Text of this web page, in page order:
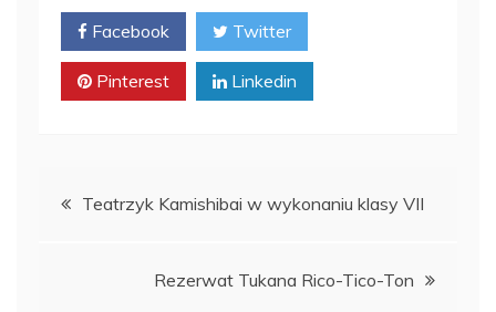
Facebook Twitter
Pinterest Linkedin
Nawigacja
Teatrzyk Kamishibai w wykonaniu klasy VII
Rezerwat Tukana Rico-Tico-Ton